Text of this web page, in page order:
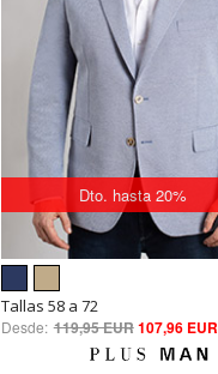
Dto. hasta 20%
out of 5
Tallas 58 a 72
Desde: 119,95 EUR107,96 EUR